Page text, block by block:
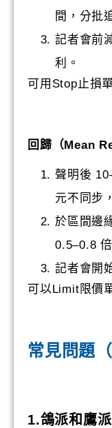
間，分批
記者會前
利。
可用Stop止損
回歸（Mean
聲明後
元不同步
於區間邊
0.5–0.8
記者會開
可以Limit限價
常見問題
1.鴿派和鷹